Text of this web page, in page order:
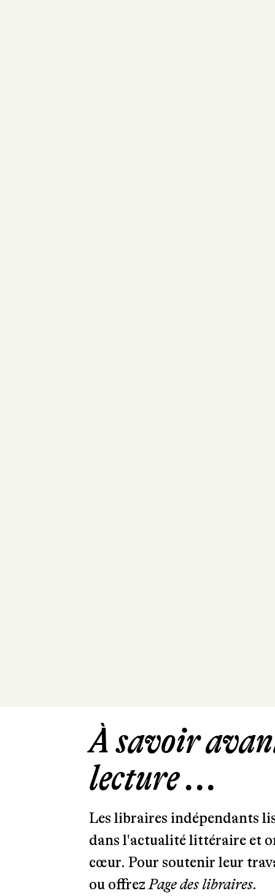
À savoir
lecture ...
Les libraires indépendants
dans l'actualité littéraire et
cœur. Pour soutenir leur
ou offrezPage des libraires.